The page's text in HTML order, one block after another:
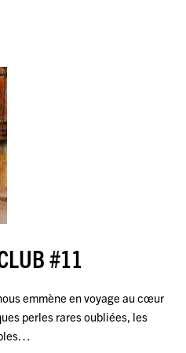
#11
emmène en voyage au cœur
perles rares oubliées, les